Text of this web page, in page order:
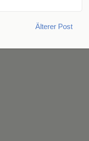
Älterer Post